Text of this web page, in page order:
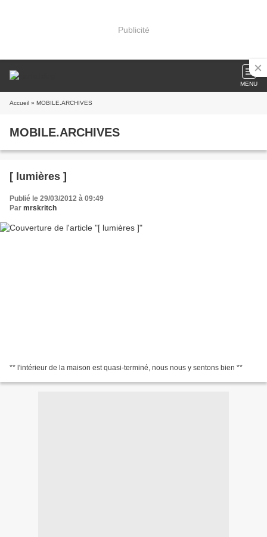
Publicité
MENU
Accueil » MOBILE.ARCHIVES
MOBILE.ARCHIVES
[ lumières ]
Publié le 29/03/2012 à 09:49
Par mrskritch
** l'intérieur de la maison est quasi-terminé, nous nous y sentons bien **